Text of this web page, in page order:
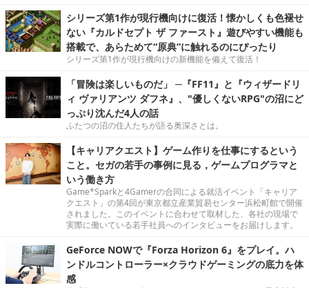
シリーズ第1作が現行機向けに復活！懐かしくも色褪せ
ない『カルドセプト ザ ファースト』遊びやすい機能も
搭載で、あらためて“原典”に触れるのにぴったり
シリーズ第1作が現行機向けの新機能を備えて復活！
「冒険は楽しいものだ」 ─『FF11』と『ウィザードリ
ィ ヴァリアンツ ダフネ』、"優しくないRPG"の沼にど
っぷり沈んだ4人の話
ふたつの沼の住人たちが語る奥深さとは。
【キャリアクエスト】ゲーム作りを仕事にするという
こと。セガの若手の事例に見る，ゲームプログラマと
いう働き方
Game*Sparkと4Gamerの合同による就活イベント「キャリア
クエスト」の第4回が東京都立産業貿易センター浜松町館で開催
されました。このイベントに合わせて取材した、各社の現場で
実際に働いている若手社員へのインタビューをお届けします。
GeForce NOWで『Forza Horizon 6』をプレイ。ハ
ンドルコントローラー×クラウドゲーミングの底力を体
感